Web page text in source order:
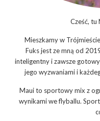
Cześć, tu
Mieszkamy w
Fuks jest ze mną od
inteligentny i zawsze
jego wyzwaniami i
Maui to sportowy mix z
wynikami we flyballu.